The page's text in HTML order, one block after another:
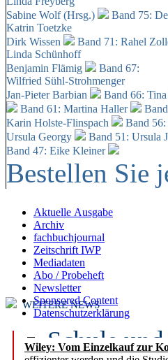
Sabine Wolf (Hrsg.)
Band 75:
Katrin Toetzke
Dirk Wissen
Band 71: Rahel
Linda Schünhoff
Benjamin Flämig
Band 67:
Wilfried Sühl-Strohmenger
Jan-Pieter Barbian
Band 66:
Band 61: Martina Haller
Karin Holste-Flinspach
Band
Ursula Georgy
Band 51: Ursula
Band 47: Eike Kleiner
Bestellen Sie
Aktuelle Ausgabe
Archiv
fachbuchjournal
Zeitschrift IWP
Mediadaten
Abo / Probeheft
Newsletter
Sponsored Content
Datenschutzerklärung
Wiley: Vom Einzelkauf zur
WEITERE NEWS
Schule